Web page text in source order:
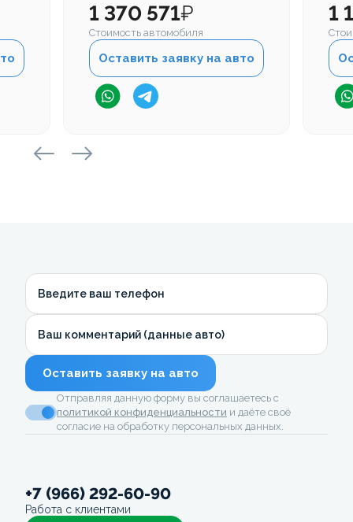
1 370 571₽
Стоимость автомобиля
Оставить заявку на авто
1
Введите ваш телефон
Ваш комментарий (данные авто)
Оставить заявку на авто
Отправляя данную форму вы соглашаетесь с
политикой конфиденциальности и даёте своё
согласие на обработку персональных данных.
+7 (966) 292-60-90
Работа с клиентами